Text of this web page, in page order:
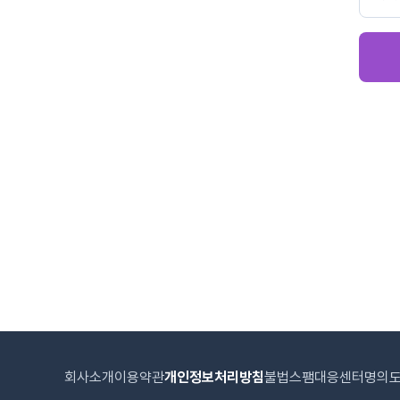
회사소개 이용약관개인정보처리방침불법스팸대응센터 명의